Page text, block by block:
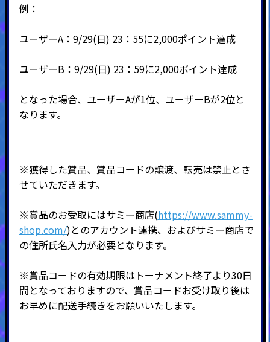
例：
ユーザーA：9/29(日) 23：55に2,000ポイント達成
ユーザーB：9/29(日) 23：59に2,000ポイント達成
となった場合、ユーザーAが1位、ユーザーBが2位と
なります。
※獲得した賞品、賞品コードの譲渡、転売は禁止とさ
せていただきます。
※賞品のお受取にはサミー商店(https://www.sammy-
shop.com/)とのアカウント連携、およびサミー商店で
の住所氏名入力が必要となります。
※賞品コードの有効期限はトーナメント終了より30日
間となっておりますので、賞品コードお受け取り後は
お早めに配送手続きをお願いいたします。